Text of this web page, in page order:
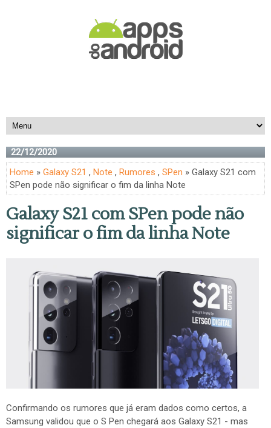
22/12/2020
Home » Galaxy S21 , Note , Rumores , SPen » Galaxy S21 com
SPen pode não significar o fim da linha Note
Galaxy S21 com SPen pode não
significar o fim da linha Note
Confirmando os rumores que já eram dados como certos, a
Samsung validou que o S Pen chegará aos Galaxy S21 - mas